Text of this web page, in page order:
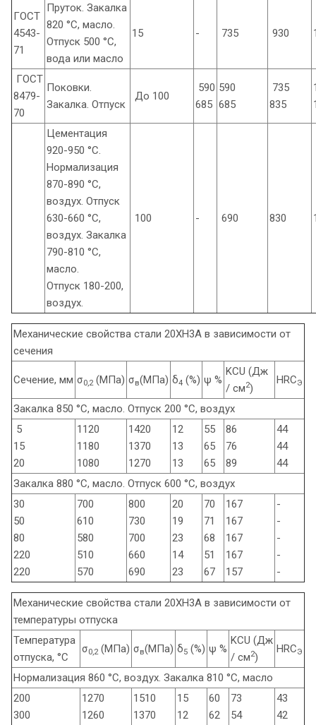
ГОСТ
4543-
71
Пруток. Закалка
820 °С, масло.
Отпуск 500 °С,
вода или масло
15 - 735 930
ГОСТ
8479-
70
Поковки.
Закалка. Отпуск
До 100
590
685
590
685
735
835
Цементация
920-950 °С.
Нормализация
870-890 °С,
воздух. Отпуск
630-660 °С,
воздух. Закалка
790-810 °С,
масло.
Отпуск 180-200,
воздух.
100 - 690 830
Механические свойства стали 20ХН3А в зависимости от
сечения
Сечение, мм σ0,2 (МПа) σв(МПа) δ4 (%) ψ %
KCU (Дж
/ см2)
HRCЭ
Закалка 850 °С, масло. Отпуск 200 °С, воздух
5
15
20
1120
1180
1080
1420
1370
1270
12
13
13
55
65
65
86
76
89
44
44
44
Закалка 880 °С, масло. Отпуск 600 °С, воздух
30
50
80
220
220
700
610
580
510
570
800
730
700
660
690
20
19
23
14
23
70
71
68
51
67
167
167
167
167
157
-
-
-
-
-
Механические свойства стали 20ХН3А в зависимости от
температуры отпуска
Температура
отпуска, °С
σ0,2 (МПа) σв(МПа) δ5 (%) ψ %
KCU (Дж
/ см2)
HRCЭ
Нормализация 860 °С, воздух. Закалка 810 °С, масло
200
300
1270
1260
1510
1370
15
12
60
62
73
54
43
42